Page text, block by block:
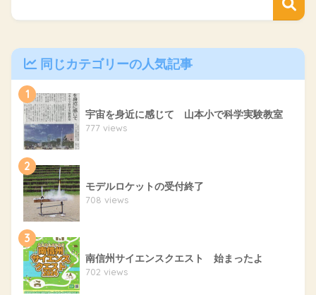
同じカテゴリーの人気記事
1
宇宙を身近に感じて 山本小で科学実験教室
777 views
2
モデルロケットの受付終了
708 views
3
南信州サイエンスクエスト 始まったよ
702 views